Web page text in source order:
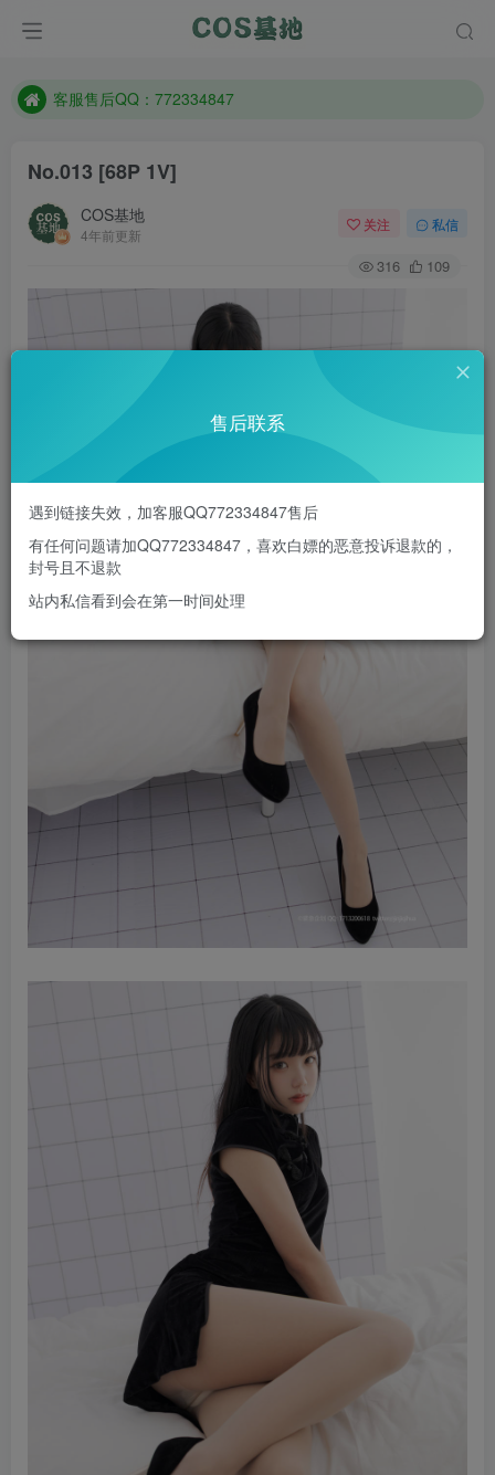
遇到任何问题加客服QQ：772334847
客服售后QQ：772334847
防失联：百度搜索《一七天佳》，实时查看最新站点。
No.013 [68P 1V]
COS基地
4年前更新
关注 私信
316 109
售后联系
遇到链接失效，加客服QQ772334847售后
有任何问题请加QQ772334847，喜欢白嫖的恶意投诉退款的，
封号且不退款
站内私信看到会在第一时间处理